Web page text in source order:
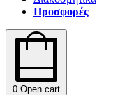
Προσφορές
0 Open cart